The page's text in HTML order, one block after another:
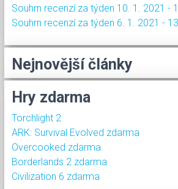
Souhrn recenzí za týden 10. 1. 2021 -
Souhrn recenzí za týden 6. 1. 2021 -
Nejnovější články
Hry zdarma
Torchlight 2
ARK: Survival Evolved zdarma
Overcooked zdarma
Borderlands 2 zdarma
Civilization 6 zdarma